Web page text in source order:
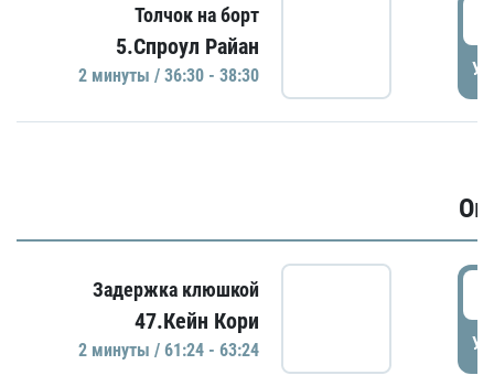
Толчок на борт
5.Спроул Райан
2 минуты / 36:30 - 38:30
Задержка клюшкой
47.Кейн Кори
2 минуты / 61:24 - 63:24